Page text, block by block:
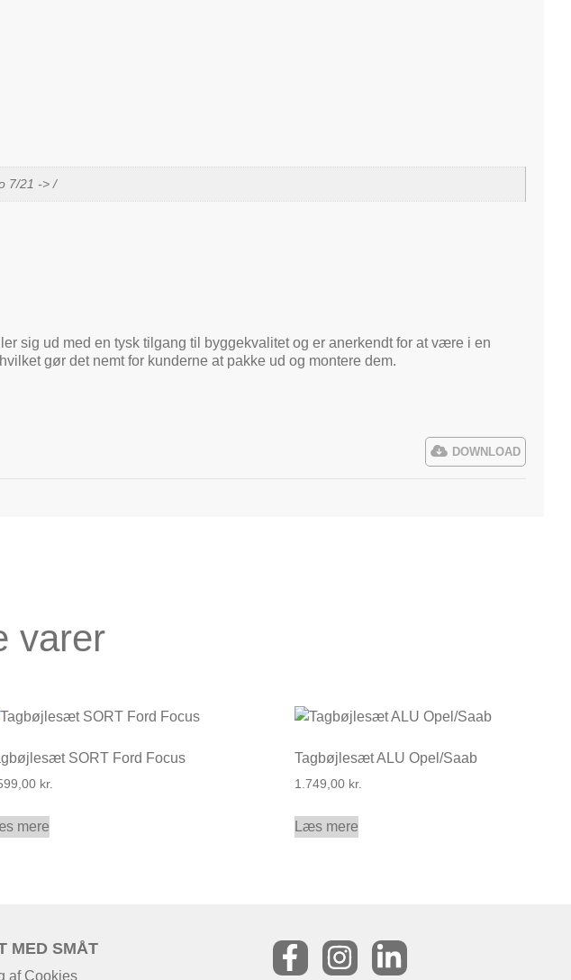
7/21 -> /
sig ud med en tysk tilgang til byggekvalitet og er anerkendt for at være i en
gør det nemt for kunderne at pakke ud og montere dem.
DOWNLOAD
varer
SORT Ford Focus
kr.
mere
Tagbøjlesæt ALU Opel/Saab
1.749,00 kr.
Læs mere
MED SMÅT
af Cookies